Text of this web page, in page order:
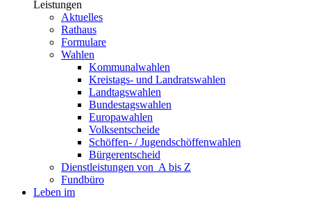
Leistungen
Aktuelles
Rathaus
Formulare
Wahlen
Kommunalwahlen
Kreistags- und Landratswahlen
Landtagswahlen
Bundestagswahlen
Europawahlen
Volksentscheide
Schöffen- / Jugendschöffenwahlen
Bürgerentscheid
Dienst­leistungen ­von ­ ­A bis Z
Fundbüro
Leben im